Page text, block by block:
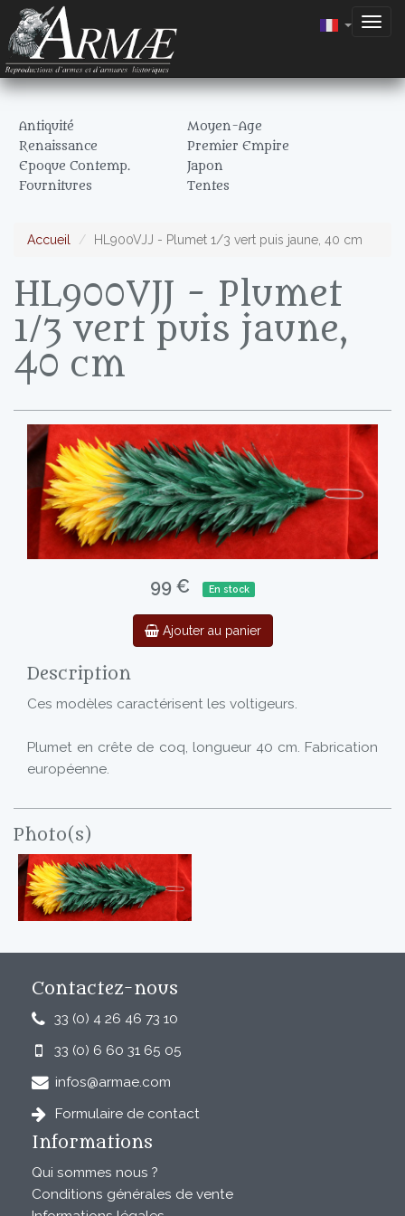
Antiquité
Moyen-Age
Renaissance
Premier Empire
Epoque Contemp.
Japon
Fournitures
Tentes
Accueil HL900VJJ - Plumet 1/3 vert puis jaune, 40 cm
HL900VJJ - Plumet
1/3 vert puis jaune,
40 cm
99 € En stock
Ajouter au panier
Description
Ces modèles caractérisent les voltigeurs.
Plumet en crête de coq, longueur 40 cm. Fabrication
européenne.
Photo(s)
Contactez-nous
33 (0) 4 26 46 73 10
33 (0) 6 60 31 65 05
infos@armae.com
Formulaire de contact
Informations
Qui sommes nous ?
Conditions générales de vente